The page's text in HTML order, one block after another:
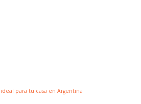
para tu casa en Argentina